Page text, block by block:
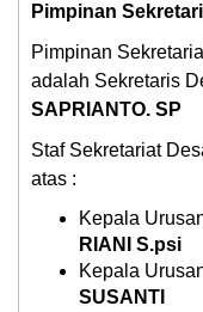
Pimpinan
Pimpinan
adalah Sekretaris
SAPRIANTO. SP
Staf Sekretariat
atas :
Kepala
RIANI S.psi
Kepala
SUSANTI